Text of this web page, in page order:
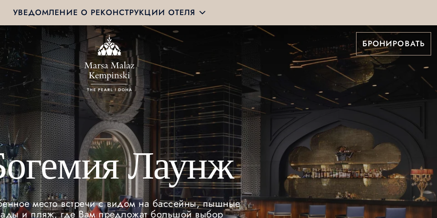
УВЕДОМЛЕНИЕ О РЕКОНСТРУКЦИИ ОТЕЛЯ
БРОНИРОВАТЬ
Лаунж
место встречи с видом на бассейны, пышные
и пляж, где Вам предложат большой выбор